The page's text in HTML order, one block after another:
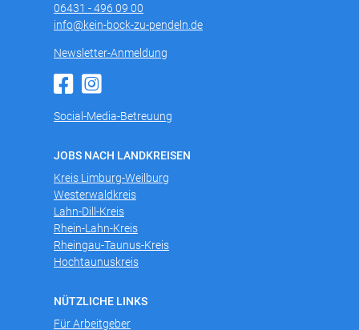
06431 - 496 09 00
info@kein-bock-zu-pendeln.de
Newsletter-Anmeldung
Social-Media-Betreuung
JOBS NACH LANDKREISEN
Kreis Limburg-Weilburg
Westerwaldkreis
Lahn-Dill-Kreis
Rhein-Lahn-Kreis
Rheingau-Taunus-Kreis
Hochtaunuskreis
NÜTZLICHE LINKS
Für Arbeitgeber